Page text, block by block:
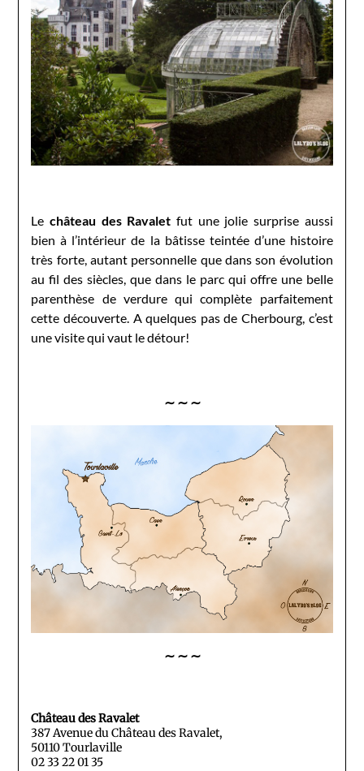
Lechâteau des Ravalet fut une jolie surprise aussi
bien à l’intérieur de la bâtisse teintée d’une histoire
très forte, autant personnelle que dans son évolution
au fil des siècles, que dans le parc qui offre une belle
parenthèse de verdure qui complète parfaitement
cette découverte. A quelques pas de Cherbourg, c’est
une visite qui vaut le détour!
∼ ∼ ∼
∼ ∼ ∼
Château des Ravalet
387 Avenue du Château des Ravalet,
50110 Tourlaville
02 33 22 01 35